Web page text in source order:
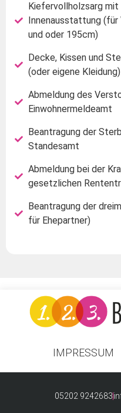
Kiefervollholzsarg
Innenausstattung
und oder 195cm)
Decke, Kissen und
(oder eigene Kleidung)
Abmeldung des
Einwohnermeldeamt
Beantragung der
Standesamt
Abmeldung bei der
gesetzlichen
Beantragung der
für Ehepartner)
IMPRESSUM
05202 9242683